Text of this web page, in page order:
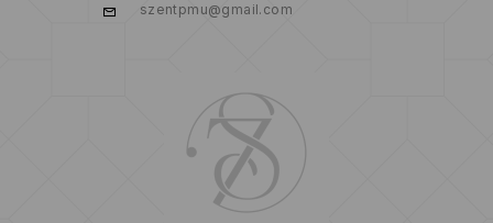
szentpmu@gmail.com